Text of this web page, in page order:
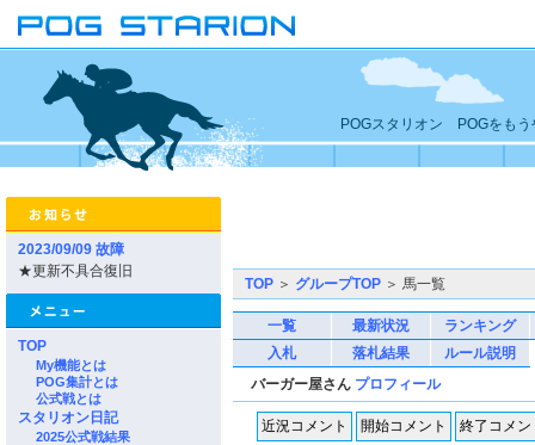
POGスタリオン POGをもう
2023/09/09 故障
★更新不具合復旧
TOP
My機能とは
POG集計とは
公式戦とは
スタリオン日記
2025公式戦結果
TOP ＞ グループTOP ＞ 馬一覧
一覧 最新状況
ランキング
入札
落札結果
ルール説明
バーガー屋さん プロフィール